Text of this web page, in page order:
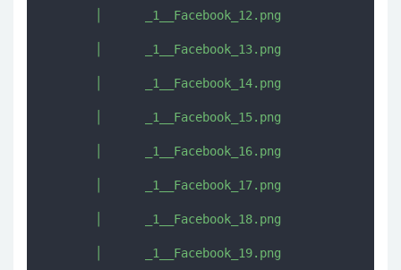
       │      _1__Facebook_12.png
       │      _1__Facebook_13.png
       │      _1__Facebook_14.png
       │      _1__Facebook_15.png
       │      _1__Facebook_16.png
       │      _1__Facebook_17.png
       │      _1__Facebook_18.png
       │      _1__Facebook_19.png